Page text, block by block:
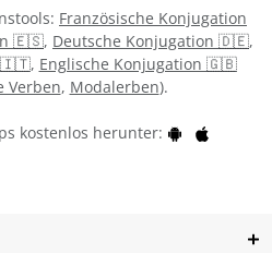
Französische Konjugation
🇪🇸, Deutsche Konjugation 🇩🇪,
🇮🇹, Englische Konjugation 🇬🇧
Verben, Modalerben).
kostenlos herunter: